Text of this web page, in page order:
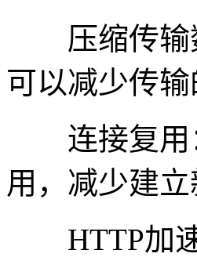
压缩传输数
可以减少传
连接复用：
用，减少建
HTTP加速